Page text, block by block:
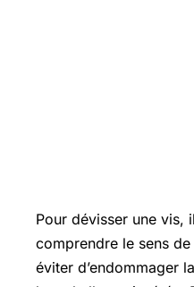
Pour dévisser une vis,
comprendre le sens
éviter d’endommager